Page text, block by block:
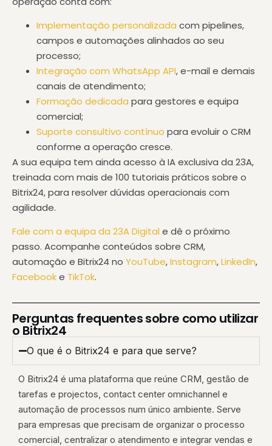
Implementação personalizada com pipelines,
campos e automações alinhados ao seu
processo;
Integração com WhatsApp API, e-mail e demais
canais de atendimento;
Formação dedicada para gestores e equipa
comercial;
Suporte consultivo contínuo para evoluir o CRM
conforme a operação cresce.
A sua equipa tem ainda acesso à IA exclusiva da 23A,
treinada com mais de 100 tutoriais práticos sobre o
Bitrix24, para resolver dúvidas operacionais com
agilidade.
Fale com a equipa da 23A Digital e dê o próximo
passo. Acompanhe conteúdos sobre CRM,
automação e Bitrix24 no YouTube,Instagram,LinkedIn,
Facebooke TikTok.
Perguntas frequentes sobre como utilizar
o Bitrix24
O que é o Bitrix24 e para que serve?
O Bitrix24 é uma plataforma que reúne CRM, gestão de
tarefas e projectos, contact center omnichannel e
automação de processos num único ambiente. Serve
para empresas que precisam de organizar o processo
comercial, centralizar o atendimento e integrar vendas e